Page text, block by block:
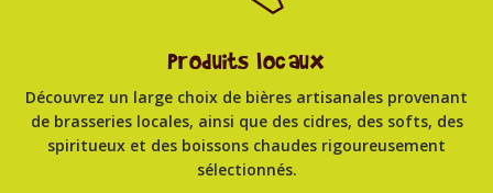
Produits locaux
Découvrez un large choix de bières artisanales provenant
de brasseries locales, ainsi que des cidres, des softs, des
spiritueux et des boissons chaudes rigoureusement
sélectionnés.